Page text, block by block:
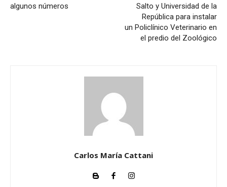
algunos números
Salto y Universidad de la
República para instalar
un Policlínico Veterinario en
el predio del Zoológico
Carlos María Cattani